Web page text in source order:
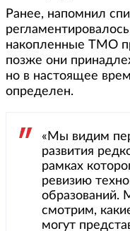
Ранее, напомнил
накопленные ТМО
позже они
но в настоящее
определен.
«Мы видим
развития
рамках
ревизию
образований.
смотрим,
могут